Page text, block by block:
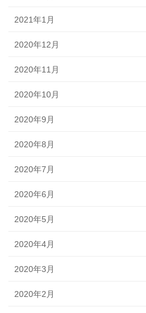
2021年1月
2020年12月
2020年11月
2020年10月
2020年9月
2020年8月
2020年7月
2020年6月
2020年5月
2020年4月
2020年3月
2020年2月